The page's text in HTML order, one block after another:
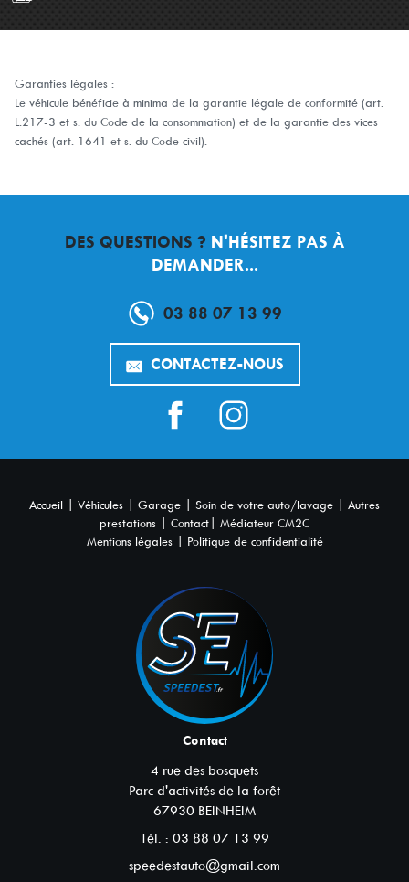
Garanties légales :
Le véhicule bénéficie à minima de la garantie légale de conformité (art.
L.217-3 et s. du Code de la consommation) et de la garantie des vices
cachés (art. 1641 et s. du Code civil).
DES QUESTIONS ? N'HÉSITEZ PAS À
DEMANDER...
03 88 07 13 99
CONTACTEZ-NOUS
Accueil | Véhicules | Garage | Soin de votre auto/lavage | Autres
prestations | Contact | Médiateur CM2C
Mentions légales | Politique de confidentialité
Contact
4 rue des bosquets
Parc d'activités de la forêt
67930 BEINHEIM
Tél. : 03 88 07 13 99
speedestauto@gmail.com